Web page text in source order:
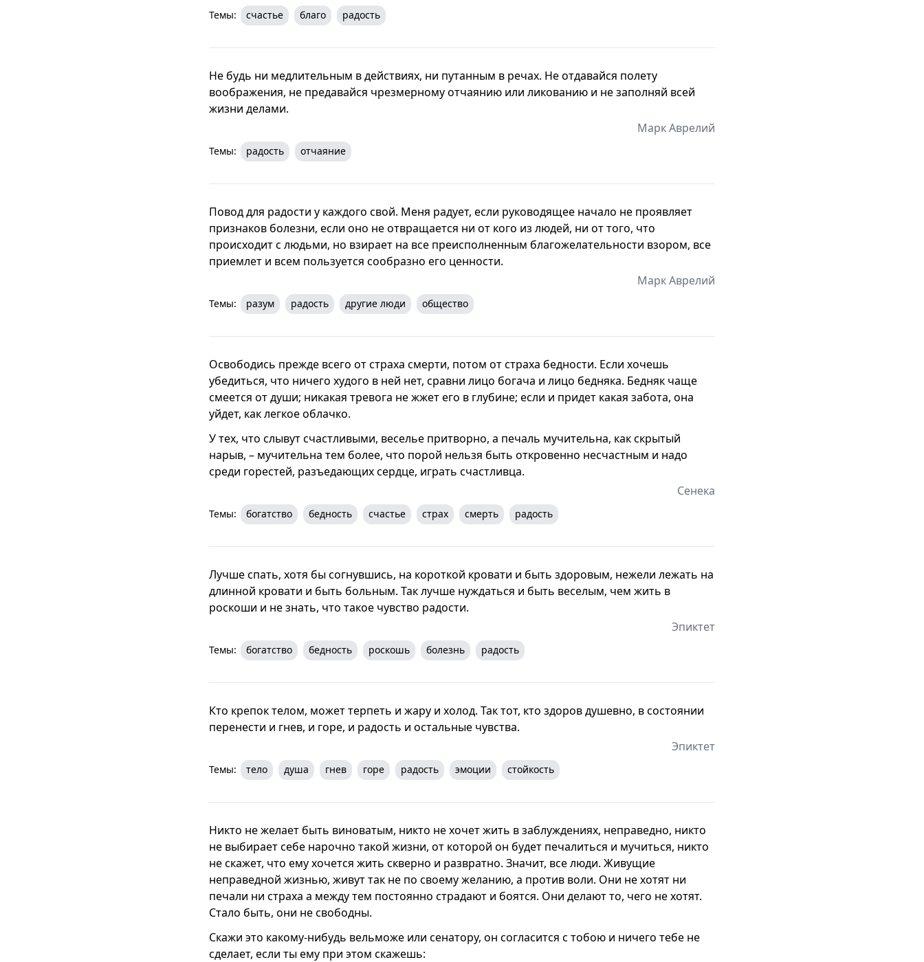
Темы: счастье благо радость
Не будь ни медлительным в действиях, ни путанным в речах. Не отдавайся полету
воображения, не предавайся чрезмерному отчаянию или ликованию и не заполняй всей
жизни делами.
Марк Аврелий
Темы: радость отчаяние
Повод для радости у каждого свой. Меня радует, если руководящее начало не проявляет
признаков болезни, если оно не отвращается ни от кого из людей, ни от того, что
происходит с людьми, но взирает на все преисполненным благожелательности взором, все
приемлет и всем пользуется сообразно его ценности.
Марк Аврелий
Темы: разум радость другие люди общество
Освободись прежде всего от страха смерти, потом от страха бедности. Если хочешь
убедиться, что ничего худого в ней нет, сравни лицо богача и лицо бедняка. Бедняк чаще
смеется от души; никакая тревога не жжет его в глубине; если и придет какая забота, она
уйдет, как легкое облачко.
У тех, что слывут счастливыми, веселье притворно, а печаль мучительна, как скрытый
нарыв, – мучительна тем более, что порой нельзя быть откровенно несчастным и надо
среди горестей, разъедающих сердце, играть счастливца.
Сенека
Темы: богатство бедность счастье страх смерть радость
Лучше спать, хотя бы согнувшись, на короткой кровати и быть здоровым, нежели лежать на
длинной кровати и быть больным. Так лучше нуждаться и быть веселым, чем жить в
роскоши и не знать, что такое чувство радости.
Эпиктет
Темы: богатство бедность роскошь болезнь радость
Кто крепок телом, может терпеть и жару и холод. Так тот, кто здоров душевно, в состоянии
перенести и гнев, и горе, и радость и остальные чувства.
Эпиктет
Темы: тело душа гнев горе радость эмоции стойкость
Никто не желает быть виноватым, никто не хочет жить в заблуждениях, неправедно, никто
не выбирает себе нарочно такой жизни, от которой он будет печалиться и мучиться, никто
не скажет, что ему хочется жить скверно и развратно. Значит, все люди. Живущие
неправедной жизнью, живут так не по своему желанию, а против воли. Они не хотят ни
печали ни страха а между тем постоянно страдают и боятся. Они делают то, чего не хотят.
Стало быть, они не свободны.
Скажи это какому-нибудь вельможе или сенатору, он согласится с тобою и ничего тебе не
сделает, если ты ему при этом скажешь: